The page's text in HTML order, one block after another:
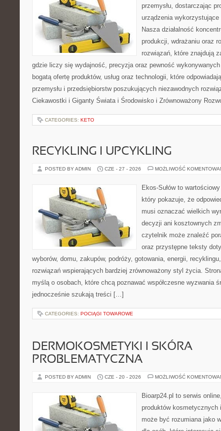
przemysłu, dostarczając
urządzenia
Nasza działalność
produkcji, wdrażaniu oraz
rozwiązań, które znajdują
gdzie liczy się wydajność, precyzja oraz pewność
bogatą ofertę produktów, usług oraz technologii, które
przemysłu i przedsiębiorstw poszukujących niezawodnych
Ciekawostki i Giganty Świata i Środowisko i Zrównoważony
CATEGORIES: KETO
RECYKLING I UPCYKLING
POSTED BY ADMIN CZE - 27 - 2026 MOŻLIWOŚĆ
Ekos-Sułów to
który pokazuje, że
musi oznaczać wielkich
decyzji ani kosztownych
czytelnik może znaleźć
oraz przystępne teksty
wyborów, domu, zakupów, podróży, gotowania, energii,
rozwiązań wspierających bardziej zrównoważony styl życia.
myślą o osobach, które chcą poznawać współczesne wyzwania
jednocześnie szukają treści […]
CATEGORIES: POCIĄGI TOWAROWE
DERMOKOSMETYKI I SKÓRA
PROBLEMATYCZNA
POSTED BY ADMIN CZE - 20 - 2026 MOŻLIWOŚĆ
Bioarp24.pl to serwis
produktów kosmetycznych
może być rozumiana jako